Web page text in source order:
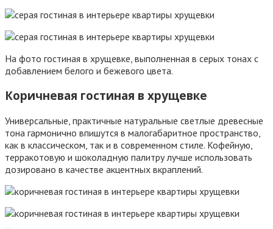
На фото гостиная в хрущевке, выполненная в серых тонах с
добавлением белого и бежевого цвета.
Коричневая гостиная в хрущевке
Универсальные, практичные натуральные светлые древесные
тона гармонично впишутся в малогабаритное пространство,
как в классическом, так и в современном стиле. Кофейную,
терракотовую и шоколадную палитру лучше использовать
дозировано в качестве акцентных вкраплений.